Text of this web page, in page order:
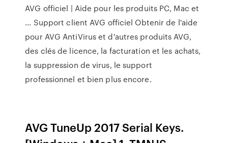
AVG officiel | Aide pour les produits PC, Mac et
... Support client AVG officiel Obtenir de l'aide
pour AVG AntiVirus et d'autres produits AVG,
des clés de licence, la facturation et les achats,
la suppression de virus, le support
professionnel et bien plus encore.
AVG TuneUp 2017 Serial Keys.